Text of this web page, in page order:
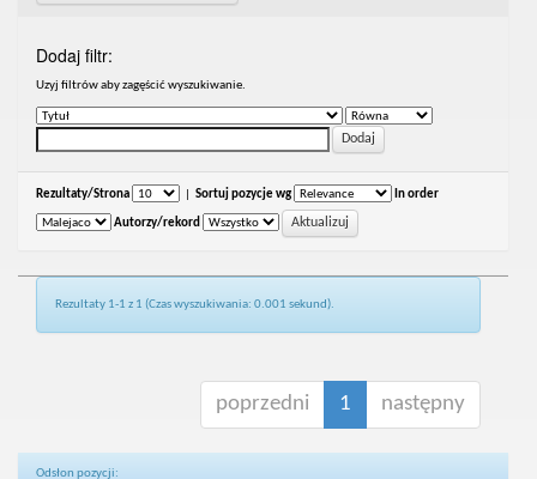
Dodaj filtr:
Uzyj filtrów aby zagęścić wyszukiwanie.
Rezultaty/Strona Sortuj pozycje wg In order
Autorzy/rekord
Rezultaty 1-1 z 1 (Czas wyszukiwania: 0.001 sekund).
poprzedni 1 następny
Odsłon pozycji: